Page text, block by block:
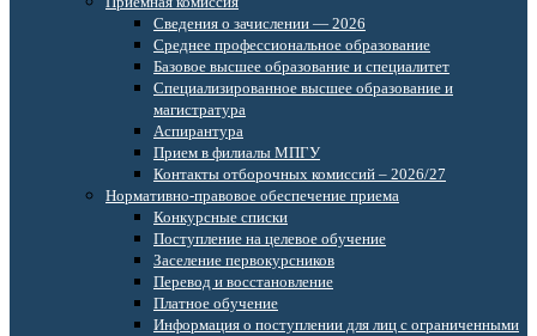
Сведения о зачислении — 2026
Среднее профессиональное образование
Базовое высшее образование и специалитет
Специализированное высшее образование и
магистратура
Аспирантура
Прием в филиалы МПГУ
Контакты отборочных комиссий – 2026/27
Нормативно-правовое обеспечение приема
Конкурсные списки
Поступление на целевое обучение
Заселение первокурсников
Перевод и восстановление
Платное обучение
Информация о поступлении для лиц с ограниченными